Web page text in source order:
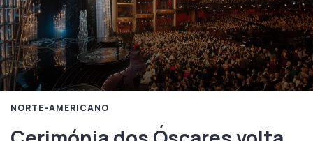
NORTE-AMERICANO